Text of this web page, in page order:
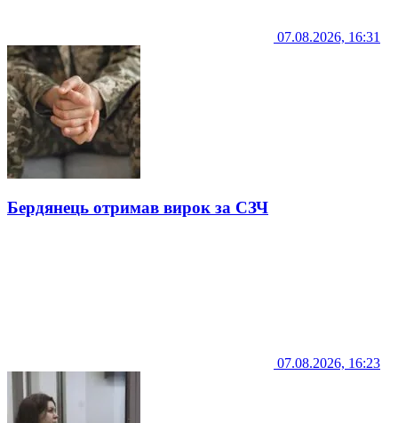
07.08.2026, 16:31
Бердянець отримав вирок за СЗЧ
07.08.2026, 16:23